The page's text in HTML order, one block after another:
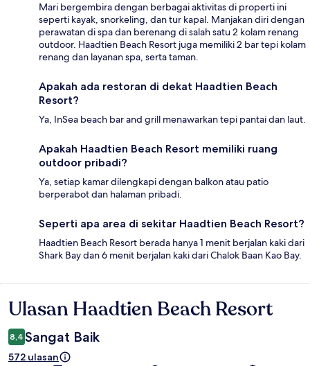
Mari bergembira dengan berbagai aktivitas di properti ini
seperti kayak, snorkeling, dan tur kapal. Manjakan diri dengan
perawatan di spa dan berenang di salah satu 2 kolam renang
outdoor. Haadtien Beach Resort juga memiliki 2 bar tepi kolam
renang dan layanan spa, serta taman.
Apakah ada restoran di dekat Haadtien Beach
Resort?
Ya, InSea beach bar and grill menawarkan tepi pantai dan laut.
Apakah Haadtien Beach Resort memiliki ruang
outdoor pribadi?
Ya, setiap kamar dilengkapi dengan balkon atau patio
berperabot dan halaman pribadi.
Seperti apa area di sekitar Haadtien Beach Resort?
Haadtien Beach Resort berada hanya 1 menit berjalan kaki dari
Shark Bay dan 6 menit berjalan kaki dari Chalok Baan Kao Bay.
Ulasan
Ulasan Haadtien Beach Resort
8,4 Sangat Baik
572 ulasan